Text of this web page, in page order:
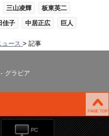
三山凌輝 板東英二
佳子 中居正広 巨人
ュース 記事
グラビア